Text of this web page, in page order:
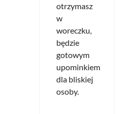
otrzymasz
w
woreczku,
będzie
gotowym
upominkiem
dla bliskiej
osoby.